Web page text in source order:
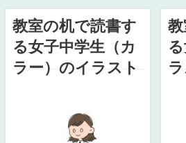
教室の机で読書す
る女子中学生（カ
ラー）のイラスト